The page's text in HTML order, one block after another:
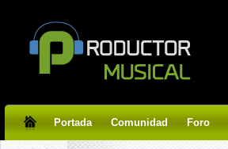
Portada Comunidad Foro